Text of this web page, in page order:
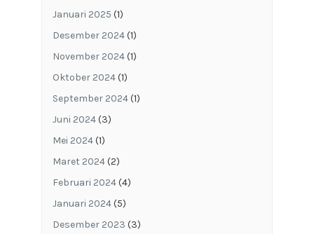
Januari 2025 (1)
Desember 2024(1)
November 2024(1)
Oktober 2024(1)
September 2024(1)
Juni 2024(3)
Mei 2024(1)
Maret 2024(2)
Februari 2024(4)
Januari 2024(5)
Desember 2023 (3)